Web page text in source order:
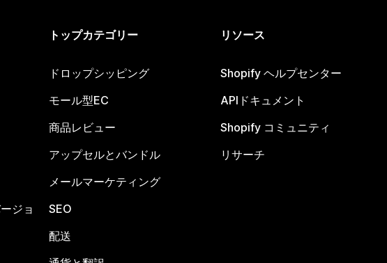
ジョ
トップカテゴリー
ドロップシッピング
モール型EC
商品レビュー
アップセルとバンドル
メールマーケティング
SEO
配送
リソース
Shopify ヘルプセンター
APIドキュメント
Shopify コミュニティ
リサーチ